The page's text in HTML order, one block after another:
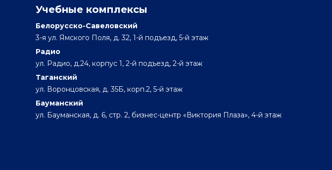
Учебные комплексы
Белорусско-Савеловский
3-я ул. Ямского Поля, д. 32, 1-й подъезд, 5-й этаж
Радио
ул. Радио, д.24, корпус 1, 2-й подъезд, 2-й этаж
Таганский
ул. Воронцовская, д. 35Б, корп.2, 5-й этаж
Бауманский
ул. Бауманская, д. 6, стр. 2, бизнес-центр «Виктория Плаза», 4-й этаж